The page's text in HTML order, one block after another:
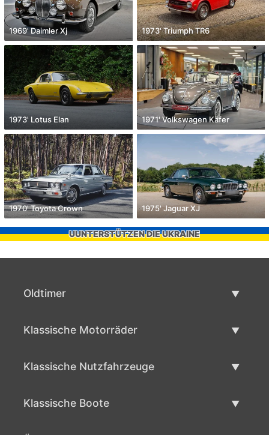
1969' Daimler Xj 1973' Triumph TR6
1973' Lotus Elan 1971' Volkswagen Käfer
1970' Toyota Crown 1975' Jaguar XJ
UUNTERSTÜTZEN DIE UKRAINE
Oldtimer
Klassische Motorräder
Klassische Nutzfahrzeuge
Klassische Boote